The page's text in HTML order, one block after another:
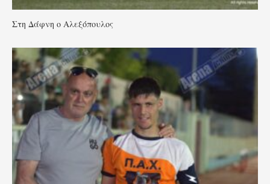
Στη Δάφνη ο Αλεξόπουλος